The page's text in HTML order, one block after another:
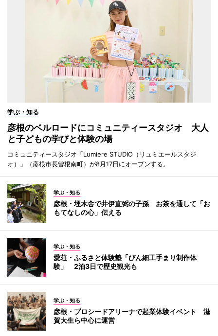
学ぶ・知る
彦根のベルロードにコミュニティースタジオ 大人
と子どもの学びと体験の場
コミュニティースタジオ「Lumiere STUDIO（リュミエールスタジ
オ）」（彦根市長曽根南町）が8月17日にオープンする。
学ぶ・知る
彦根・埋木舎で井伊直弼の子孫 お茶を通して「お
もてなしの心」伝える
学ぶ・知る
愛荘・ふるさと体験塾「びん細工手まり制作体
験」 2泊3日で歴史観光も
学ぶ・知る
彦根・プロシードアリーナで起業体験イベント 滋
賀大生ら中心に運営